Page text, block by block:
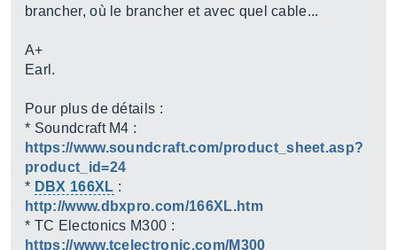
brancher, où le brancher et avec quel cable...
A+
Earl.
Pour plus de détails :
* Soundcraft M4 :
https://www.soundcraft.com/product_sheet.asp?
product_id=24
* DBX 166XL :
http://www.dbxpro.com/166XL.htm
* TC Electonics M300 :
https://www.tcelectronic.com/M300